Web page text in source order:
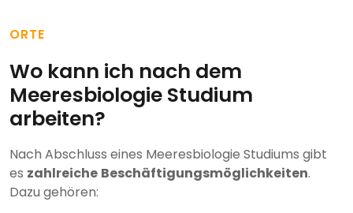
ORTE
Wo kann ich nach dem
Meeresbiologie Studium
arbeiten?
Nach Abschluss eines Meeresbiologie Studiums gibt
es zahlreiche Beschäftigungsmöglichkeiten.
Dazu gehören: